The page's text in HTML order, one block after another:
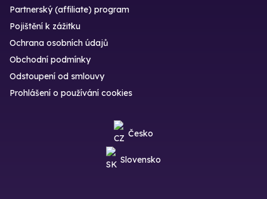
Partnerský (affiliate) program
Pojištění k zážitku
Ochrana osobních údajů
Obchodní podmínky
Odstoupení od smlouvy
Prohlášení o používání cookies
Česko
Slovensko